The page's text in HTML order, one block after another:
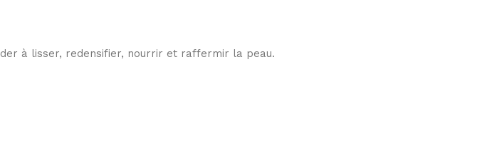
à lisser, redensifier, nourrir et raffermir la peau.